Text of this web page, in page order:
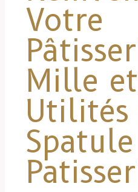
Votre
Mille
Utilités
Spatule